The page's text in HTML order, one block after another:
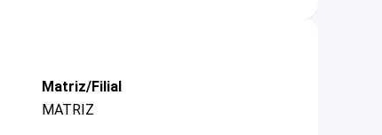
Matriz/Filial
MATRIZ